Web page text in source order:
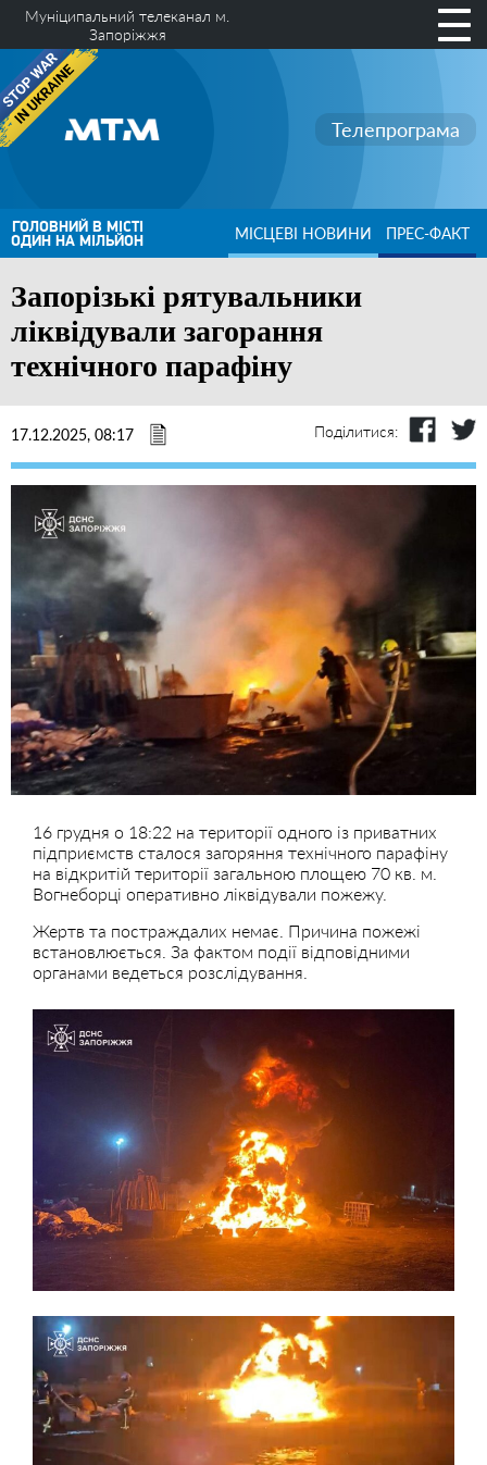
Муніципальний телеканал м.
Запоріжжя
Телепрограма
ГОЛОВНИЙ В МІСТІ
ОДИН НА МІЛЬЙОН МІСЦЕВІ НОВИНИ ПРЕС-ФАКТ
Запорізькі рятувальники
ліквідували загорання
технічного парафіну
17.12.2025, 08:17 Поділитися:
16 грудня о 18:22 на території одного із приватних
підприємств сталося загоряння технічного парафіну
на відкритій території загальною площею 70 кв. м.
Вогнеборці оперативно ліквідували пожежу.
Жертв та постраждалих немає. Причина пожежі
встановлюється. За фактом події відповідними
органами ведеться розслідування.